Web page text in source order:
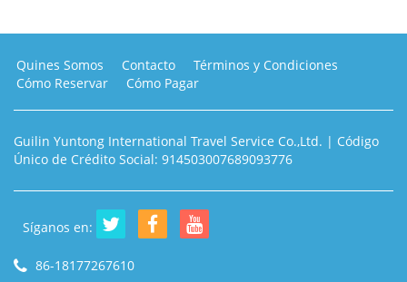
Quines Somos Contacto
Términos y Condiciones
Cómo Reservar
Cómo Pagar
Guilin Yuntong International Travel Service Co.,Ltd. | Código
Único de Crédito Social: 914503007689093776
Síganos en:
86-18177267610